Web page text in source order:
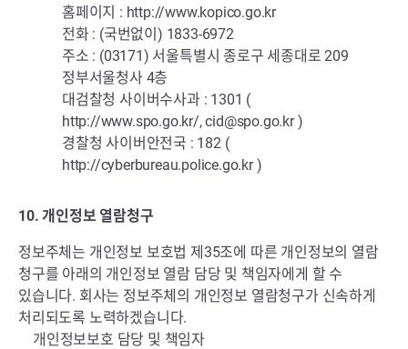
홈페이지 : http://www.kopico.go.kr
전화 : (국번없이) 1833-6972
주소 : (03171) 서울특별시 종로구 세종대로 209
정부서울청사 4층
대검찰청 사이버수사과 : 1301 (
http://www.spo.go.kr/, cid@spo.go.kr)
경찰청 사이버안전국 : 182 (
http://cyberbureau.police.go.kr)
10. 개인정보 열람청구
정보주체는 개인정보 보호법 제35조에 따른 개인정보의 열람
청구를 아래의 개인정보 열람 담당 및 책임자에게 할 수
있습니다. 회사는 정보주체의 개인정보 열람청구가 신속하게
처리되도록 노력하겠습니다.
개인정보보호 담당 및 책임자